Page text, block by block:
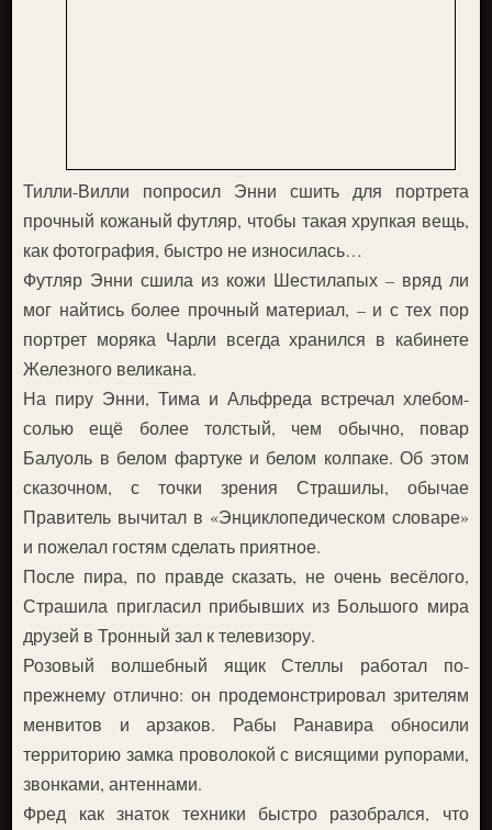
Тилли-Вилли попросил Энни сшить для портрета
прочный кожаный футляр, чтобы такая хрупкая вещь,
как фотография, быстро не износилась…
Футляр Энни сшила из кожи Шестилапых – вряд ли
мог найтись более прочный материал, – и с тех пор
портрет моряка Чарли всегда хранился в кабинете
Железного великана.
На пиру Энни, Тима и Альфреда встречал хлебом-
солью ещё более толстый, чем обычно, повар
Балуоль в белом фартуке и белом колпаке. Об этом
сказочном, с точки зрения Страшилы, обычае
Правитель вычитал в «Энциклопедическом словаре»
и пожелал гостям сделать приятное.
После пира, по правде сказать, не очень весёлого,
Страшила пригласил прибывших из Большого мира
друзей в Тронный зал к телевизору.
Розовый волшебный ящик Стеллы работал по-
прежнему отлично: он продемонстрировал зрителям
менвитов и арзаков. Рабы Ранавира обносили
территорию замка проволокой с висящими рупорами,
звонками, антеннами.
Фред как знаток техники быстро разобрался, что